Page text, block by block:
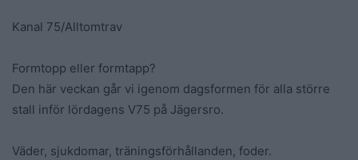
Kanal 75/Alltomtrav
Formtopp eller formtapp?
Den här veckan går vi igenom dagsformen för alla större
stall inför lördagens V75 på Jägersro.
Väder, sjukdomar, träningsförhållanden, foder.